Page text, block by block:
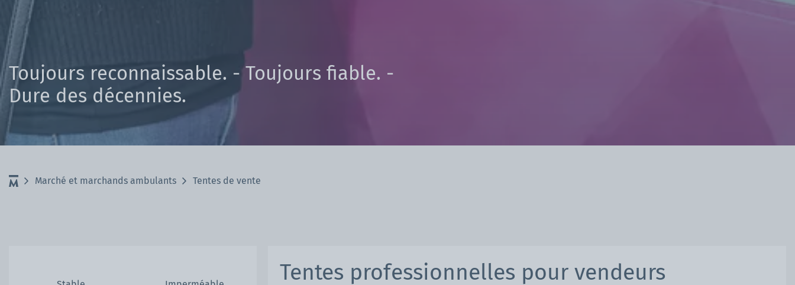
Toujours reconnaissable. - Toujours fiable. -
Dure des décennies.
Marché et marchands ambulants Tentes de vente
Tentes professionnelles pour vendeurs